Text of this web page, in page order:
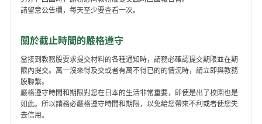
請留意公告欄，每天至少要查看一次。
關於截止時間的嚴格遵守
當接到教務股要求提交材料的各種通知時，請務必確認提交期限並在期
限內提交。萬一沒來得及交或者有萬不得已的的情況時，請立即與教務
股聯繫。
嚴格遵守時間和期限對您在日本的生活非常重要，即使是出了校園也是
如此。所以請務必嚴格遵守時間和期限，以免給您帶來不利或者使您失
去信用。